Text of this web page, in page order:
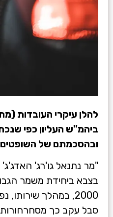
להלן עיקרי העובדות
ביהמ"ש העליון כפי
ובהסכמתם של השופטים
"מר נתנאל גו'רג'
בצבא ביחידת משמר
2000, במהלך
סבל עקב כך